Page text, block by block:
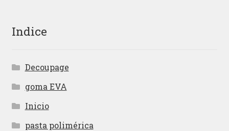
Indice
Decoupage
goma EVA
Inicio
pasta polimérica